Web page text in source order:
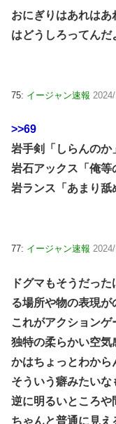
おにぎりはあれは
はどうしろってんだ
75: イージャン速報
>>69
岩手剣「しらんのか
岩石アックス「俺等
岩ランス「あまり舐
77: イージャン速報
ドグマもそうだっ
る場所や物の表現
これがアクション
独特の柔らかい空気
かはちょっとわから
そういう癖みたいな
逆に明るいところや
ちゃんと普通に見え